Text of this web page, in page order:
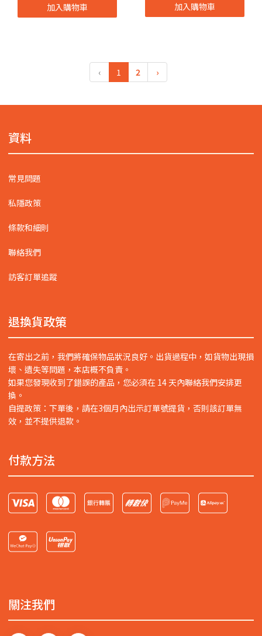
加入購物車 加入購物車
‹ 1 2 ›
資料
常見問題
私隱政策
條款和細則
聯絡我們
訪客訂單追蹤
退換貨政策
在寄出之前，我們將確保物品狀況良好。出貨過程中，如貨物出現損
壞、遺失等問題，本店概不負責。
如果您發現收到了錯誤的產品，您必須在 14 天內聯絡我們安排更
換。
自提政策：下單後，請在3個月內出示訂單號提貨，否則該訂單無
效，並不提供退款。
付款方法
關注我們